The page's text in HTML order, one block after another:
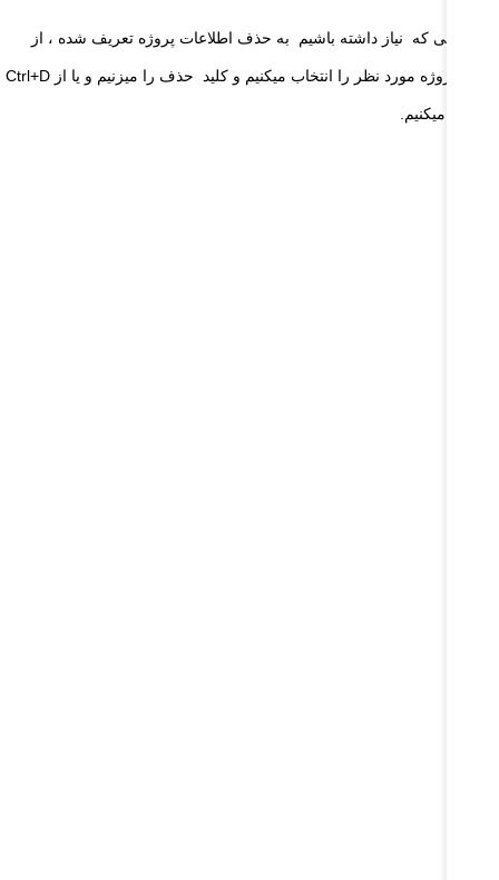
صورتی که نیاز داشته باشیم به حذف اطلاعات پروژه تعریف شده ، از
لیست پروژه مورد نظر را انتخاب میکنیم و کلید حذف را میزنیم و یا از Ctrl+D
میکنیم.